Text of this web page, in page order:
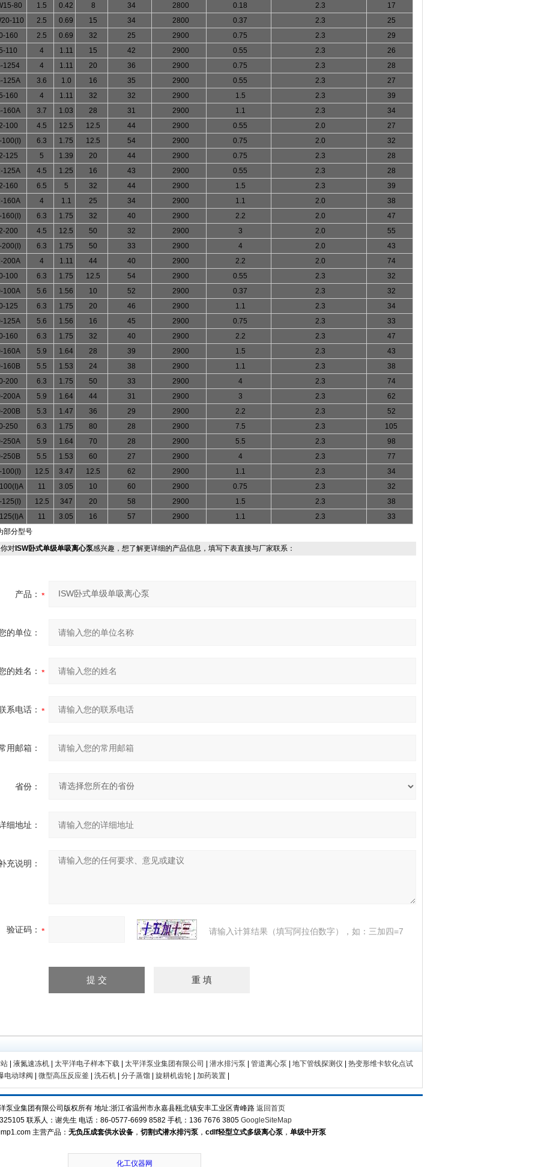
80
1.5 0.42 8 34 2800 0.18 2.3
17
110
2.5 0.69 15 34 2800 0.37 2.3
25
160
2.5 0.69 32 25 2900 0.75 2.3
29
110
4 1.11 15 42 2900 0.55 2.3
26
1254
4 1.11 20 36 2900 0.75 2.3
28
125A
3.6 1.0 16 35 2900 0.55 2.3
27
160
4 1.11 32 32 2900 1.5 2.3
39
160A
3.7 1.03 28 31 2900 1.1 2.3
34
100
4.5 12.5 12.5 44 2900 0.55 2.0
27
100(I)
6.3 1.75 12.5 54 2900 0.75 2.0
32
125
5 1.39 20 44 2900 0.75 2.3
28
125A
4.5 1.25 16 43 2900 0.55 2.3
28
160
6.5 5 32 44 2900 1.5 2.3
39
160A
4 1.1 25 34 2900 1.1 2.0
38
160(I)
6.3 1.75 32 40 2900 2.2 2.0
47
200
4.5 12.5 50 32 2900 3 2.0
55
200(I)
6.3 1.75 50 33 2900 4 2.0
43
200A
4 1.11 44 40 2900 2.2 2.0
74
100
6.3 1.75 12.5 54 2900 0.55 2.3
32
100A
5.6 1.56 10 52 2900 0.37 2.3
32
125
6.3 1.75 20 46 2900 1.1 2.3
34
125A
5.6 1.56 16 45 2900 0.75 2.3
33
160
6.3 1.75 32 40 2900 2.2 2.3
47
160A
5.9 1.64 28 39 2900 1.5 2.3
43
160B
5.5 1.53 24 38 2900 1.1 2.3
38
200
6.3 1.75 50 33 2900 4 2.3
74
200A
5.9 1.64 44 31 2900 3 2.3
62
200B
5.3 1.47 36 29 2900 2.2 2.3
52
250
6.3 1.75 80 28 2900 7.5 2.3
105
250A
5.9 1.64 70 28 2900 5.5 2.3
98
250B
5.5 1.53 60 27 2900 4 2.3
77
100(I)
12.5 3.47 12.5 62 2900 1.1 2.3
34
11 3.05 10 60 2900 0.75 2.3
32
125(I)
12.5 347 20 58 2900 1.5 2.3
38
11 3.05 16 57 2900 1.1 2.3
33
部分型号
对 ISW卧式单级单吸离心泵感兴趣，想了解更详细的产品信息，填写下表直接与厂家联系：
产品：
的单位：
的姓名：
系电话：
用邮箱：
省份：
细地址：
充说明：
验证码： 请输入计算结果（填写阿拉伯数字），如：三加四=7
液氮速冻机 太平洋电子样本下载 太平洋泵业集团有限公司 潜水排污泵 管道离心泵 地下管线探测仪
热变形维卡软化点试
电动球阀 微型高压反应釜 洗石机 分子蒸馏 旋耕机齿轮 加药装置
泵业集团有限公司版权所有 地址:浙江省温州市永嘉县瓯北镇安丰工业区青峰路 返回首页
联系人：谢先生 电话：86-0577-6699 8582 手机：136 7676 3805 GoogleSiteMap
主营产品： 无负压成套供水设备， 切割式潜水排污泵， cdlf轻型立式多级离心泵， 单级中开泵
化工仪器网